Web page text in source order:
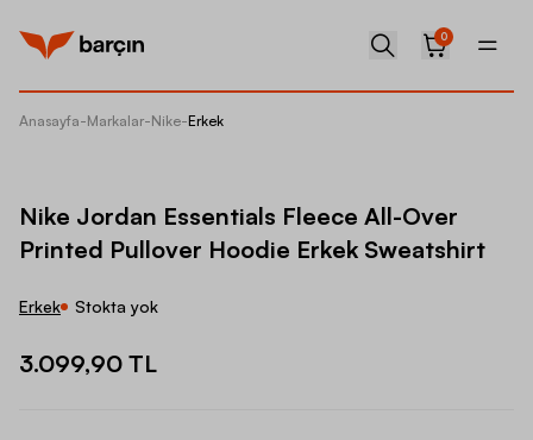
0
Anasayfa-Markalar-Nike-Erkek
Nike Jordan Essentials Fleece All-Over
Printed Pullover Hoodie Erkek Sweatshirt
Erkek Stokta yok
3.099,90 TL